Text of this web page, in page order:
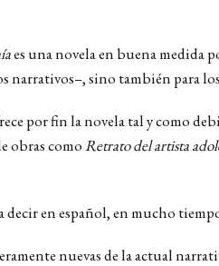
es una novela en buena medida
narrativos–, sino también para
por fin la novela tal y como
obras comoRetratodel artista
decir en español, en mucho
nuevas de la actual